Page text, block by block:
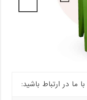
در ارتباط باشید: